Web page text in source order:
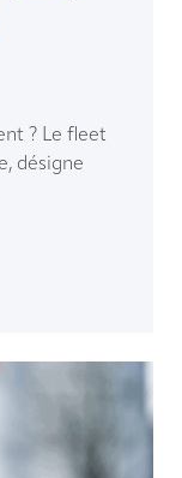
? Le fleet
désigne